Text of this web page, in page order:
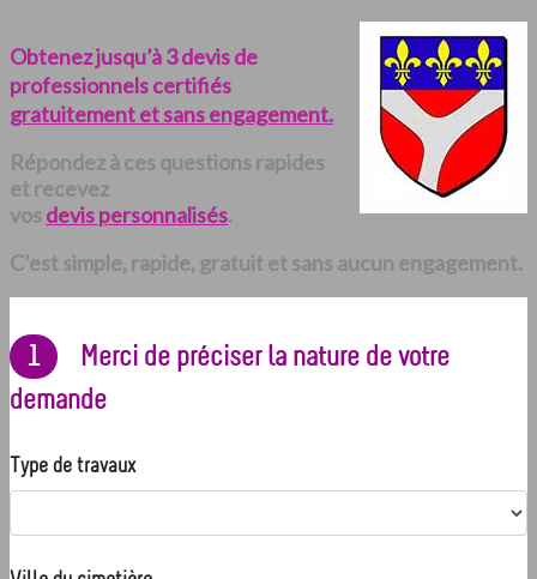
Obtenez jusqu’à 3 devis de
professionnels certifiés
gratuitement et sans engagement.
Répondez à ces questions rapides
et recevez
vos devis personnalisés.
C’est simple, rapide, gratuit et sans aucun engagement.